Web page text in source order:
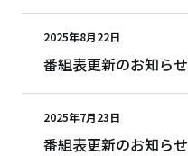
2025年8月22日
番組表更新のお知らせ
2025年7月23日
番組表更新のお知らせ